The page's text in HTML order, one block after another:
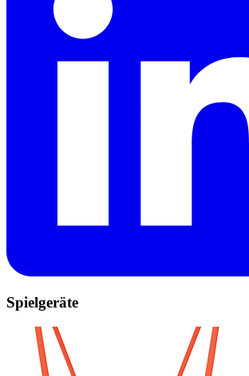
Spielgeräte